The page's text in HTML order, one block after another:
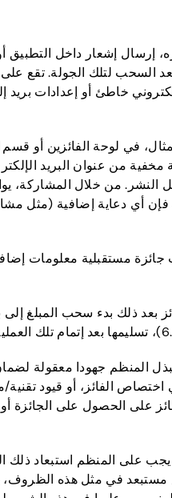
إرسال إشعار داخل التطبيق
في أقرب وقت ممكن بعد السحب، ولكن على أي حال خلال فترة كحد أقصى 7 أيام تقويمية
خاطئ أو إعدادات بريد
في لوحة الفائزين أو قسم
من عنوان البريد
النشر. من خلال المشاركة،
فإن أي دعاية إضافية (مثل
مستقبلية معلومات
بعد ذلك بدء سحب المبلغ
المنظم جهودا معقولة
الفائز، أو قيود
على الحصول على الجائزة
يجب على المنظم استبعاد
مستبعد في مثل هذه الظروف،